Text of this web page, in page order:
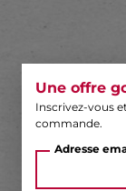
Une offre
Inscrivez-vous
commande.
Adresse